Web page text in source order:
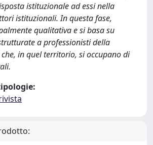
istituzionale ad essi nella
istituzionali. In questa fase,
qualitativa e si basa su
a professionisti della
in quel territorio, si occupano di